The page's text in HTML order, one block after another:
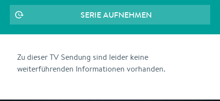
SERIE AUFNEHMEN
Zu dieser TV Sendung sind leider keine
weiterführenden Informationen vorhanden.